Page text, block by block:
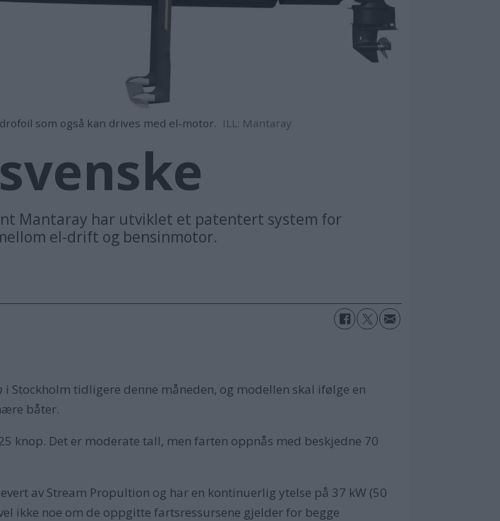
som også kan drives med el-motor. ILL: Mantaray
Mantaray har utviklet et patentert system for
el-drift og bensinmotor.
i Stockholm tidligere denne måneden, og modellen skal ifølge en
båter.
knop. Det er moderate tall, men farten oppnås med beskjedne 70
av Stream Propultion og har en kontinuerlig ytelse på 37 kW (50
ikke noe om de oppgitte fartsressursene gjelder for begge